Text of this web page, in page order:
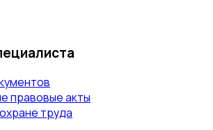
правовые акты
труда